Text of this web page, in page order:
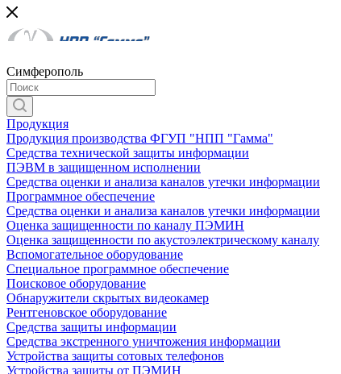
Симферополь
Продукция
Продукция производства ФГУП "НПП "Гамма"
Средства технической защиты информации
ПЭВМ в защищенном исполнении
Средства оценки и анализа каналов утечки информации
Программное обеспечение
Средства оценки и анализа каналов утечки информации
Оценка защищенности по каналу ПЭМИН
Оценка защищенности по акустоэлектрическому каналу
Вспомогательное оборудование
Специальное программное обеспечение
Поисковое оборудование
Обнаружители скрытых видеокамер
Рентгеновское оборудование
Средства защиты информации
Средства экстренного уничтожения информации
Устройства защиты сотовых телефонов
Устройства защиты от ПЭМИН